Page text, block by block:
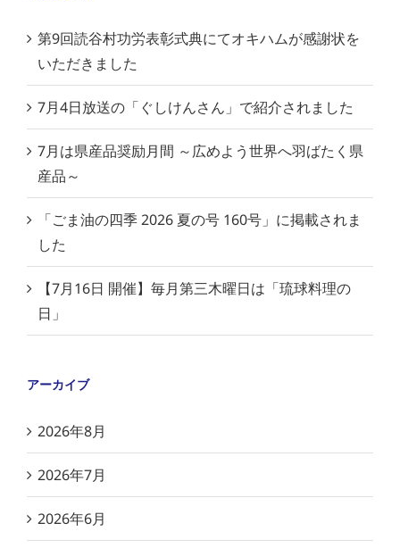
第9回読谷村功労表彰式典にてオキハムが感謝状を
いただきました
7月4日放送の「ぐしけんさん」で紹介されました
7月は県産品奨励月間 ～広めよう世界へ羽ばたく県
産品～
「ごま油の四季 2026 夏の号 160号」に掲載されま
した
【7月16日 開催】毎月第三木曜日は「琉球料理の
日」
アーカイブ
2026年8月
2026年7月
2026年6月